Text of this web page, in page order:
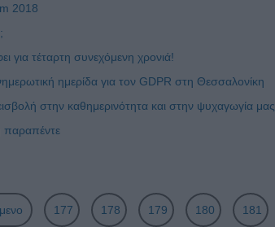
2018
για τέταρτη συνεχόμενη χρονιά!
ημερίδα για τον GDPR στη Θεσσαλονίκη
στην καθημερινότητα και στην ψυχαγωγία μας
παραπέντε
177 178 179 180 181